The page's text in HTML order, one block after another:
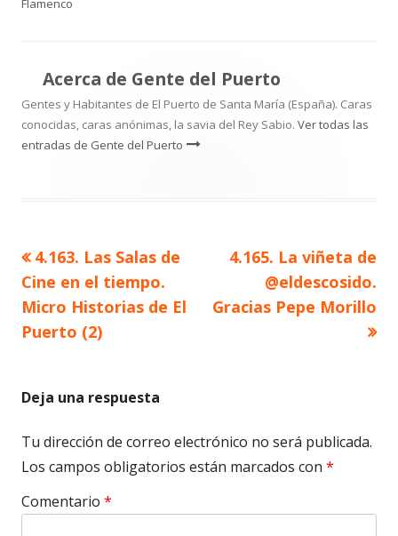
Flamenco
Acerca de Gente del Puerto
Gentes y Habitantes de El Puerto de Santa María (España). Caras
conocidas, caras anónimas, la savia del Rey Sabio. Ver todas las
entradas de Gente del Puerto
Navegación
de
entradas
Artículo
anterior
4.163. Las Salas de
Cine en el tiempo.
Micro Historias de El
Puerto (2)
Artículo
siguiente
4.165. La viñeta de
@eldescosido.
Gracias Pepe Morillo
Deja una respuesta
Tu dirección de correo electrónico no será publicada.
Los campos obligatorios están marcados con *
Comentario *